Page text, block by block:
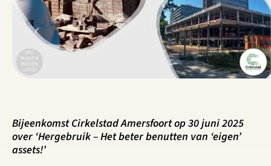
Bijeenkomst Cirkelstad Amersfoort op 30 juni 2025
over ‘Hergebruik – Het beter benutten van ‘eigen’
assets!’